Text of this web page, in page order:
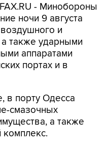
и
также ударными
аппаратами
портах и в
в порту Одесса
а также